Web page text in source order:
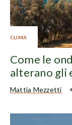
CLIMA
Come le
alterano gli
Mattia Mezzetti